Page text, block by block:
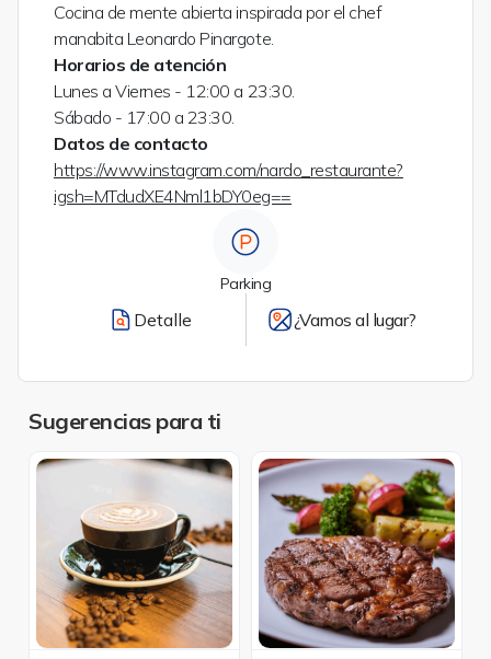
Cocina de mente abierta inspirada por el chef
manabita Leonardo Pinargote.
Horarios de atención
Lunes a Viernes - 12:00 a 23:30.
Sábado - 17:00 a 23:30.
Datos de contacto
https://www.instagram.com/nardo_restaurante?
igsh=MTdudXE4Nml1bDY0eg==
Parking
Detalle ¿Vamos al lugar?
Sugerencias para ti